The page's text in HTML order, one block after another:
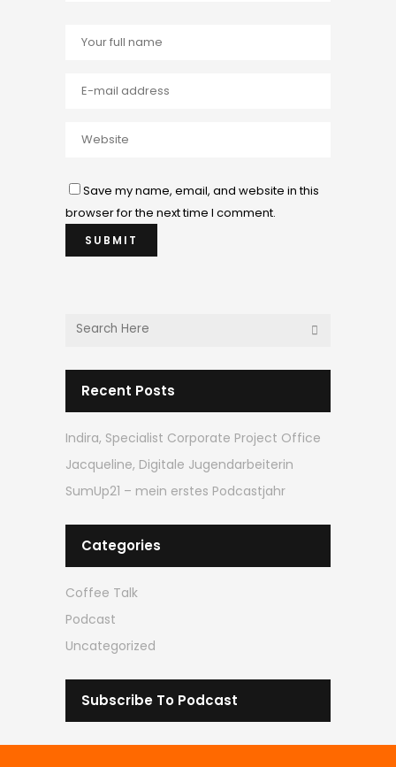
Save my name, email, and website in this
browser for the next time I comment.
Recent Posts
Indira, Specialist Corporate Project Office
Jacqueline, Digitale Jugendarbeiterin
SumUp21 – mein erstes Podcastjahr
Categories
Coffee Talk
Podcast
Uncategorized
Subscribe To Podcast